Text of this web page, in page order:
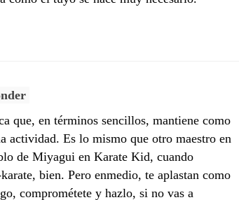
que, en términos sencillos, mantiene como
actividad. Es lo mismo que otro maestro en
de Miyagui en Karate Kid, cuando
bien. Pero enmedio, te aplastan como
comprométete y hazlo, si no vas a